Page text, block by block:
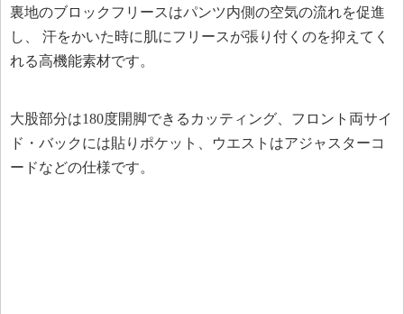
裏地のブロックフリースはパンツ内側の空気の流れを促進
し、 汗をかいた時に肌にフリースが張り付くのを抑えてく
れる高機能素材です。
大股部分は180度開脚できるカッティング、フロント両サイ
ド・バックには貼りポケット、ウエストはアジャスターコ
ードなどの仕様です。